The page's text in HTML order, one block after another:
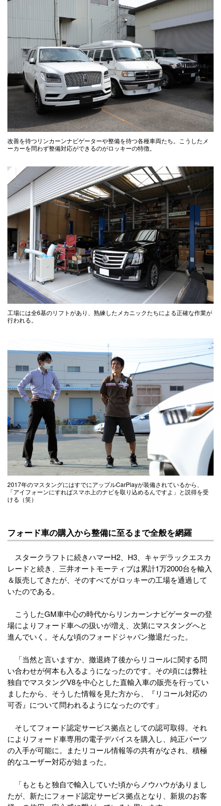
改善を待つリンカーンナビゲーターや整備を待つ各種車両たち。こうしたメ
ーカーを問わず整備対応ができるのがロッキーの特徴。
工場には全6基のリフトがあり、熟練したメカニックたちによる正確な作業が
行われる。
2017年のマスタングにはすでにアップルCarPlayが装備されているから、
「アイフォーンにすればスマホ上のナビを取り込めるんですよ」と説得を受
ける（笑）
フォード車の購入から整備に至るまで全般を網羅
スタークラフトに続きハマーH2、H3、キャデラックエスカ
レードと続き、三井オートモーティブは累計1万2000台を輸入
＆販売してきたが、そのすべてがロッキーの工場を通過して
いたのである。
こうしたGM車中心の時代からリンカーンナビゲーターの登
場によりフォード車への扱いが増え、次第にマスタングへと
進んでいく。そんな頃のフォードジャパン撤退だった。
「当然と言いますか、撤退終了後からリコールに関する問
い合わせが何本も入るようになったのです。その頃には弊社
独自でマスタングV8を中心とした直輸入車の販売を行ってい
ましたから、そうした情報を見た方から、『リコール対応の
可否』について問われるようになったのです」
そしてフォード認定サービス拠点としての認可取得。それ
によりフォード車専用の電子デバイスを購入し、純正パーツ
の入手が可能に。またリコール情報等の共有がなされ、積極
的なユーザー対応が始まった。
「もともと独自で輸入していた頃からノウハウがありまし
たが、新たにフォード認定サービス拠点となり、新規のお客